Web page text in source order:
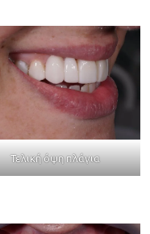
Τελική όψη πλάγια